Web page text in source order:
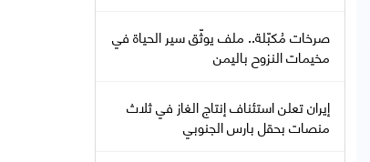
صرخات مُكبّلة.. ملف يوثّق سير الحياة في
مخيمات النزوح باليمن
إيران تعلن استئناف إنتاج الغاز في ثلاث
منصات بحقل بارس الجنوبي